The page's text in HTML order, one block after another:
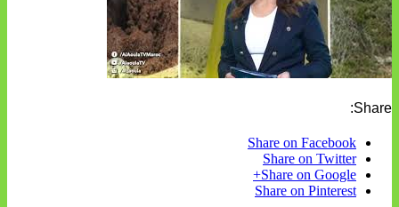
Share:
Share on Facebook
Share on Twitter
Share on Google+
Share on Pinterest